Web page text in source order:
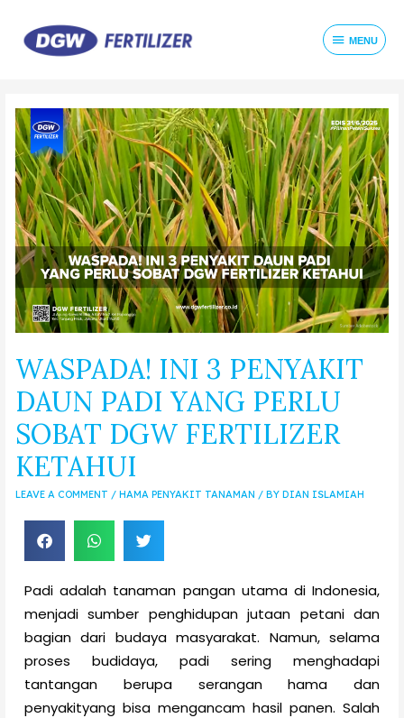
MENU
WASPADA! INI 3 PENYAKIT
DAUN PADI YANG PERLU
SOBAT DGW FERTILIZER
KETAHUI
LEAVE A COMMENT / HAMA PENYAKIT TANAMAN / BY DIAN ISLAMIAH
Padi adalah tanaman pangan utama di Indonesia,
menjadi sumber penghidupan jutaan petani dan
bagian dari budaya masyarakat. Namun, selama
proses budidaya, padi sering menghadapi
tantangan berupa serangan hama dan
penyakityang bisa mengancam hasil panen. Salah